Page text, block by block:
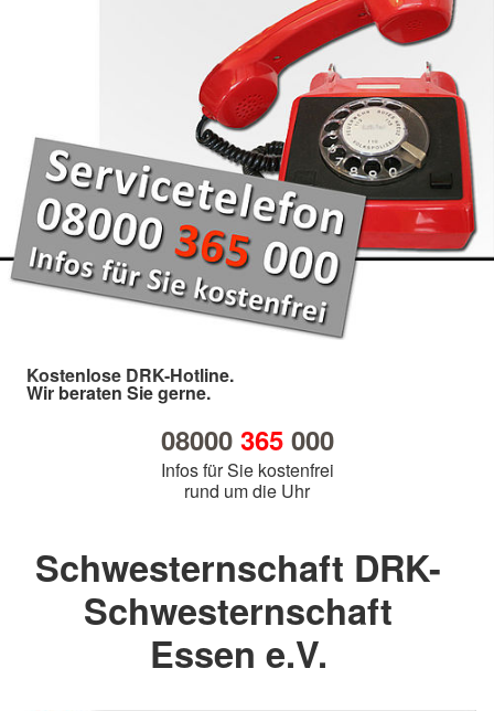
Kostenlose DRK-Hotline.
Wir beraten Sie gerne.
08000 365000
Infos für Sie kostenfrei
rund um die Uhr
Schwesternschaft DRK-
Schwesternschaft
Essen e.V.